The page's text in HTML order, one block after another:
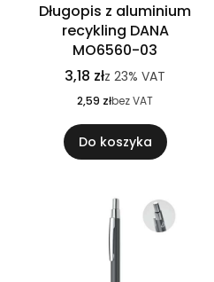
Długopis z aluminium
recykling DANA
MO6560-03
3,18 złz 23% VAT
2,59 złbez VAT
Do koszyka